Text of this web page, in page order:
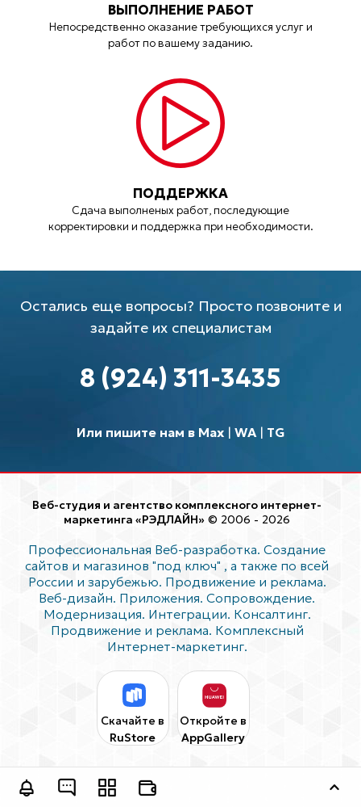
ВЫПОЛНЕНИЕ РАБОТ
Непосредственно оказание требующихся услуг и
работ по вашему заданию.
ПОДДЕРЖКА
Сдача выполненых работ, последующие
корректировки и поддержка при необходимости.
Остались еще вопросы? Просто позвоните и
задайте их специалистам
8 (924) 311-3435
Или пишите нам в Max| WA| TG
Веб-студия и агентство комплексного интернет-
маркетинга «РЭДЛАЙН» © 2006 - 2026
Профессиональная Веб-разработка. Создание
сайтов и магазинов "под ключ" , а также по всей
России и зарубежью. Продвижение и реклама.
Веб-дизайн. Приложения. Сопровождение.
Модернизация. Интеграции. Консалтинг.
Продвижение и реклама. Комплексный
Интернет-маркетинг.
Скачайте в
RuStore
Откройте в
AppGallery
Оставить заявку